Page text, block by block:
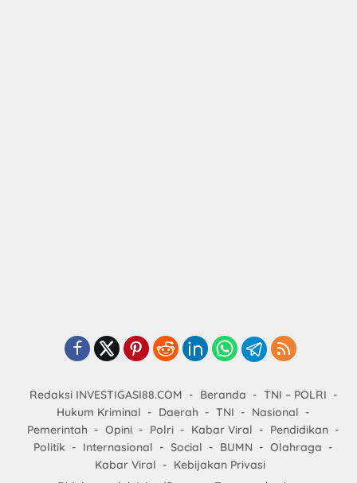
Redaksi INVESTIGASI88.COM Beranda
TNI – POLRI
Hukum Kriminal
Daerah TNI
Nasional
Pemerintah
Opini Polri Kabar Viral
Pendidikan
Politik
Internasional Social BUMN
Olahraga
Kabar Viral
Kebijakan Privasi